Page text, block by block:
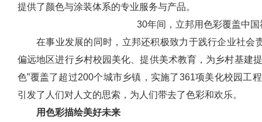
提供了颜色与涂装体系的专业服务与产品。
30年间，立邦用色彩覆盖中
在事业发展的同时，立邦还积极致力于践行企业社会
偏远地区进行乡村校园美化、提供美术教育，为乡村基建
色”覆盖了超过200个城市乡镇，实施了361项美化校园工
引发了人们对人文的思索，为人们带去了色彩和欢乐。
用色彩描绘美好未来